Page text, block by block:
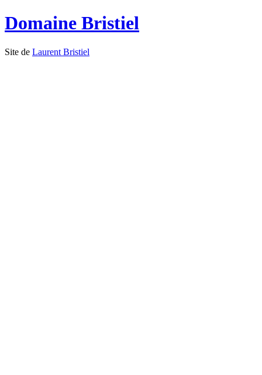
Domaine Bristiel
Site de Laurent Bristiel